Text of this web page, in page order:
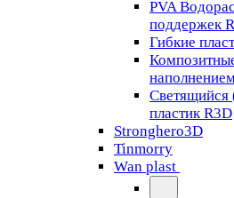
PVA
поддержек
Гибкие
пластик R3D
Stronghero3D
Tinmorry
Wan plast